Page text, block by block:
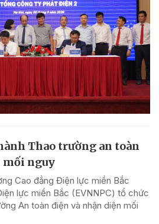
Thao trường an toàn
mối nguy
Cao đẳng Điện lực miền Bắc
lực miền Bắc (EVNNPC) tổ chức
An toàn điện và nhận diện mối